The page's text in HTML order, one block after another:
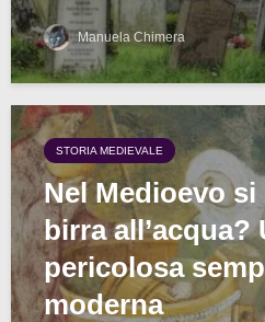
Manuela Chimera
STORIA MEDIEVALE
Nel Medioevo
birra all’acqua?
pericolosa
moderna